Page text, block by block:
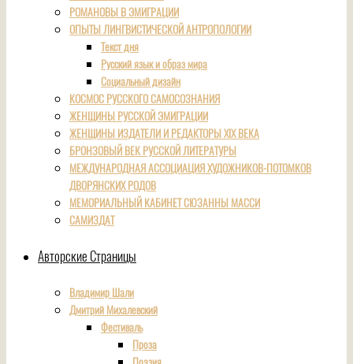
РОМАНОВЫ В ЭМИГРАЦИИ
ОПЫТЫ ЛИНГВИСТИЧЕСКОЙ АНТРОПОЛОГИИ
Текст дня
Русский язык и образ мира
Социальный дизайн
КОСМОС РУССКОГО САМОСОЗНАНИЯ
ЖЕНЩИНЫ РУССКОЙ ЭМИГРАЦИИ
ЖЕНЩИНЫ ИЗДАТЕЛИ И РЕДАКТОРЫ XIX ВЕКА
БРОНЗОВЫЙ ВЕК РУССКОЙ ЛИТЕРАТУРЫ
МЕЖДУНАРОДНАЯ АССОЦИАЦИЯ ХУДОЖНИКОВ-ПОТОМКОВ
ДВОРЯНСКИХ РОДОВ
МЕМОРИАЛЬНЫЙ КАБИНЕТ СЮЗАННЫ МАССИ
САМИЗДАТ
Авторские Страницы
Владимир Шали
Дмитрий Михалевский
Фестиваль
Проза